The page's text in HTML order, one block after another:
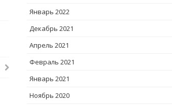
Январь 2022
Декабрь 2021
Апрель 2021
Февраль 2021
Январь 2021
Ноябрь 2020